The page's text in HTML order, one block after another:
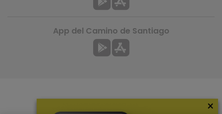
App del Camino de Santiago
×